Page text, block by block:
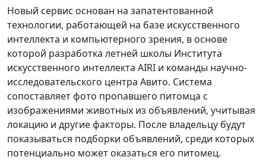
Новый сервис основан на запатентованной
технологии, работающей на базе искусственного
интеллекта и компьютерного зрения, в основе
которой разработка летней школы Института
искусственного интеллекта AIRI и команды научно-
исследовательского центра Авито. Система
сопоставляет фото пропавшего питомца с
изображениями животных из объявлений, учитывая
локацию и другие факторы. После владельцу будут
показываться подборки объявлений, среди которых
потенциально может оказаться его питомец.